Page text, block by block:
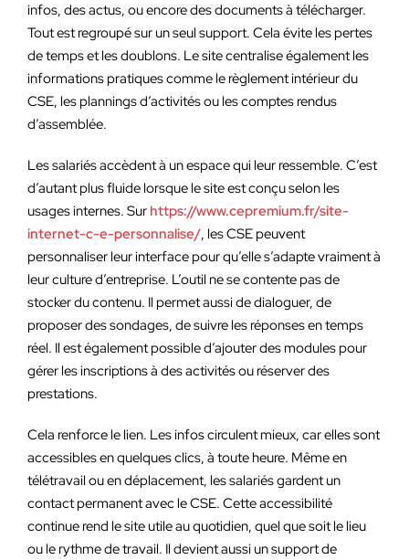
infos, des actus, ou encore des documents à télécharger.
Tout est regroupé sur un seul support. Cela évite les pertes
de temps et les doublons. Le site centralise également les
informations pratiques comme le règlement intérieur du
CSE, les plannings d’activités ou les comptes rendus
d’assemblée.
Les salariés accèdent à un espace qui leur ressemble. C’est
d’autant plus fluide lorsque le site est conçu selon les
usages internes. Sur https://www.cepremium.fr/site-
internet-c-e-personnalise/, les CSE peuvent
personnaliser leur interface pour qu’elle s’adapte vraiment à
leur culture d’entreprise. L’outil ne se contente pas de
stocker du contenu. Il permet aussi de dialoguer, de
proposer des sondages, de suivre les réponses en temps
réel. Il est également possible d’ajouter des modules pour
gérer les inscriptions à des activités ou réserver des
prestations.
Cela renforce le lien. Les infos circulent mieux, car elles sont
accessibles en quelques clics, à toute heure. Même en
télétravail ou en déplacement, les salariés gardent un
contact permanent avec le CSE. Cette accessibilité
continue rend le site utile au quotidien, quel que soit le lieu
ou le rythme de travail. Il devient aussi un support de